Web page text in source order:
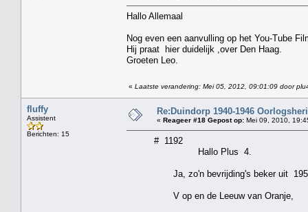
Hallo Allemaal
Nog even een aanvulling op het You-Tube
Hij praat hier duidelijk ,over Den Haag.
Groeten Leo.
« Laatste verandering: Mei 05, 2012, 09:01:09 door
fluffy
Assistent
Berichten: 15
Re:Duindorp 1940-1946
« Reageer #18 Gepost op: Mei 09, 2010,
# 1192
Hallo Plus 4.
Ja, zo'n bevrijding's beker uit 1955
V op en de Leeuw van Oranje,